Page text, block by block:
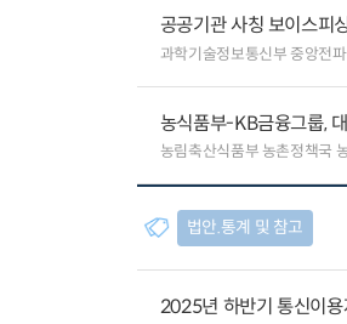
공공기관 사칭 보이스피
과학기술정보통신부 중앙전
농식품부-KB금융그룹,
농림축산식품부 농촌정책국
법안.통계 및 참고
2025년 하반기 통신이